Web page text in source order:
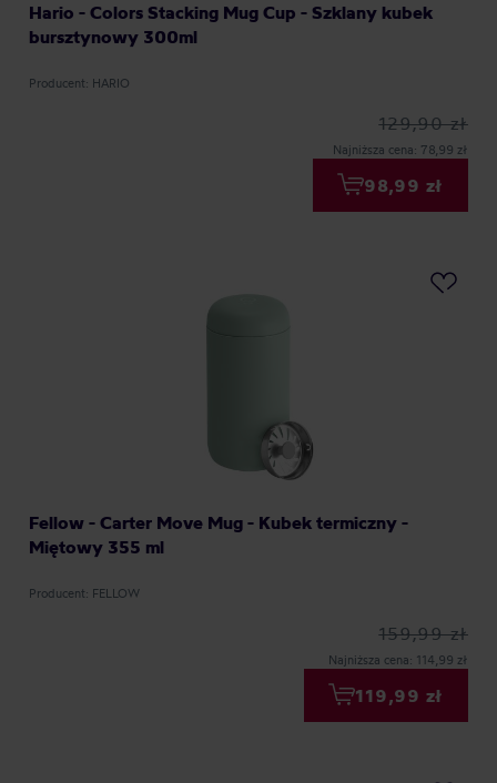
Hario - Colors Stacking Mug Cup - Szklany kubek
bursztynowy 300ml
Producent: HARIO
129,90 zł
Najniższa cena: 78,99 zł
98,99 zł
Fellow - Carter Move Mug - Kubek termiczny -
Miętowy 355 ml
Producent: FELLOW
159,99 zł
Najniższa cena: 114,99 zł
119,99 zł